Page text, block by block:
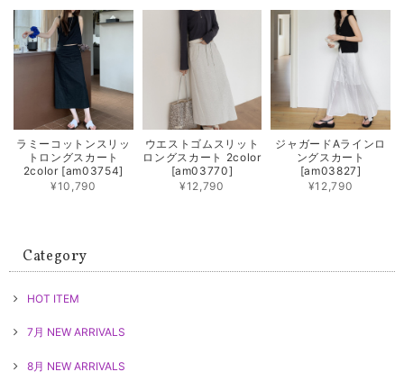
ラミーコットンスリッ
トロングスカート
2color [am03754]
¥10,790
ウエストゴムスリット
ロングスカート 2color
[am03770]
¥12,790
ジャガードAラインロ
ングスカート
[am03827]
¥12,790
Category
HOT ITEM
7月 NEW ARRIVALS
8月 NEW ARRIVALS